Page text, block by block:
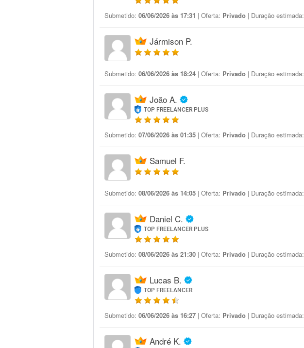
Submetido: 06/06/2026 às 17:31 | Oferta: Privado | Duração estimada:
Jármison P.
Submetido: 06/06/2026 às 18:24 | Oferta: Privado | Duração estimada:
João A.
TOP FREELANCER PLUS
Submetido: 07/06/2026 às 01:35 | Oferta: Privado | Duração estimada:
Samuel F.
Submetido: 08/06/2026 às 14:05 | Oferta: Privado | Duração estimada:
Daniel C.
TOP FREELANCER PLUS
Submetido: 08/06/2026 às 21:30 | Oferta: Privado | Duração estimada:
Lucas B.
TOP FREELANCER
Submetido: 06/06/2026 às 16:27 | Oferta: Privado | Duração estimada:
André K.